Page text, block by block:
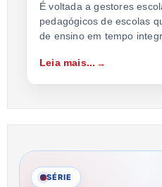
É voltada a gestores
pedagógicos de escolas
de ensino em tempo
Leia mais...
SÉRIE